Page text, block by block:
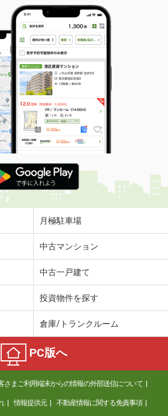
月極駐車場
中古マンション
中古一戸建て
投資物件を探す
倉庫/トランクルーム
PC版へ
さまご利用端末からの情報の外部送信について
情報提供元 不動産情報に関する免責事項